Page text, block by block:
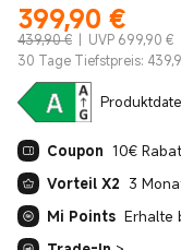
399,90 €
Current Price
439,90 € | UVP 699,90 €
30 Tage Tiefstpreis:
Coupon 10€
Vorteil X2
Mi Points Erhalte